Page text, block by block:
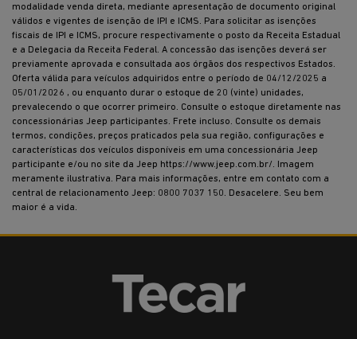
modalidade venda direta, mediante apresentação de documento original
válidos e vigentes de isenção de IPI e ICMS. Para solicitar as isenções
fiscais de IPI e ICMS, procure respectivamente o posto da Receita Estadual
e a Delegacia da Receita Federal. A concessão das isenções deverá ser
previamente aprovada e consultada aos órgãos dos respectivos Estados.
Oferta válida para veículos adquiridos entre o período de 04/12/2025 a
05/01/2026 , ou enquanto durar o estoque de 20 (vinte) unidades,
prevalecendo o que ocorrer primeiro. Consulte o estoque diretamente nas
concessionárias Jeep participantes. Frete incluso. Consulte os demais
termos, condições, preços praticados pela sua região, configurações e
características dos veículos disponíveis em uma concessionária Jeep
participante e/ou no site da Jeep https://www.jeep.com.br/. Imagem
meramente ilustrativa. Para mais informações, entre em contato com a
central de relacionamento Jeep: 0800 7037 150. Desacelere. Seu bem
maior é a vida.